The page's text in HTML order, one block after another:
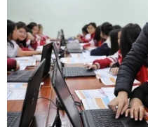
Nền kinh tế Singapore
Theo bài viết trên báo
tình trạng lạm phát